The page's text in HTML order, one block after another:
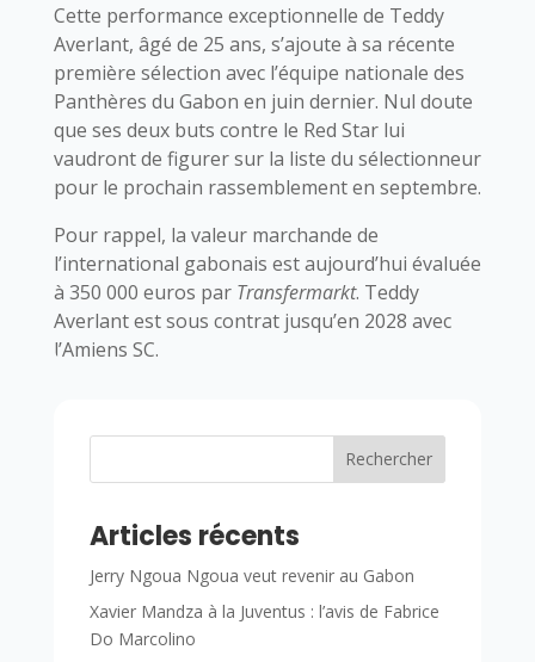
Cette performance exceptionnelle de Teddy
Averlant, âgé de 25 ans, s’ajoute à sa récente
première sélection avec l’équipe nationale des
Panthères du Gabon en juin dernier. Nul doute
que ses deux buts contre le Red Star lui
vaudront de figurer sur la liste du sélectionneur
pour le prochain rassemblement en septembre.
Pour rappel, la valeur marchande de
l’international gabonais est aujourd’hui évaluée
à 350 000 euros par Transfermarkt. Teddy
Averlant est sous contrat jusqu’en 2028 avec
l’Amiens SC.
Rechercher
Articles récents
Jerry Ngoua Ngoua veut revenir au Gabon
Xavier Mandza à la Juventus : l’avis de Fabrice
Do Marcolino